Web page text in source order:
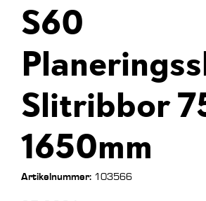
S60
Slitribbor
1650mm
Artikelnummer:103566